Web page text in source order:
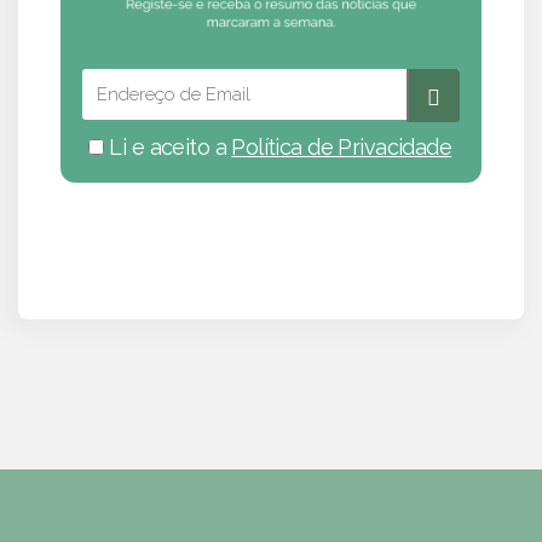
Li e aceito a Política de Privacidade